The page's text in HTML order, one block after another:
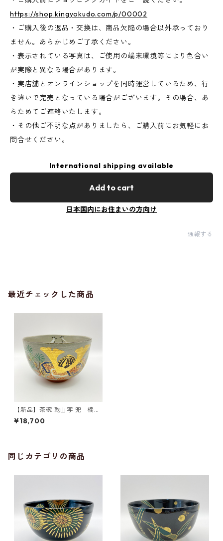
https://shop.kingyokudo.com/p/00002
・ご購入後の返品・交換は、商品欠陥の場合以外承っており
ません。あらかじめご了承ください。
・表示されている写真は、ご使用の端末環境等により色合い
が実際と異なる場合があります。
・実店舗とオンラインショップを同時運営しているため、行
き違いで完売となっている場合がございます。その場合、あ
らためてご連絡いたします。
・その他ご不明な点がありましたら、ご購入前にお気軽にお
問合せください。
International shipping available
Add to cart
日本国内にお住まいの方向け
通報する
最近チェックした商品
【新品】茶碗 乾山写 兜 橋本
永豊 共箱入
¥18,700
同じカテゴリの商品